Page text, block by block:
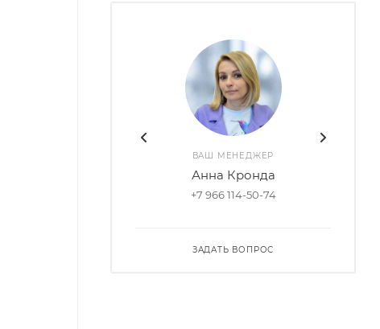
ВАШ МЕНЕДЖЕР
Анна Кронда
+7 966 114-50-74
ЗАДАТЬ ВОПРОС